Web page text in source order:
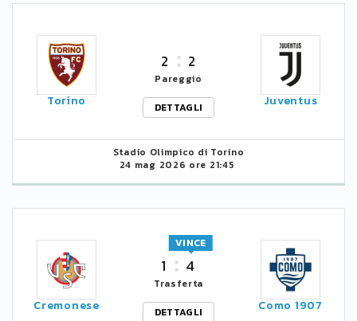
Torino
2 2
Pareggio
DETTAGLI
Juventus
Stadio Olimpico di Torino
24 mag 2026 ore 21:45
Cremonese
1 4
VINCE
Trasferta
DETTAGLI
Como 1907